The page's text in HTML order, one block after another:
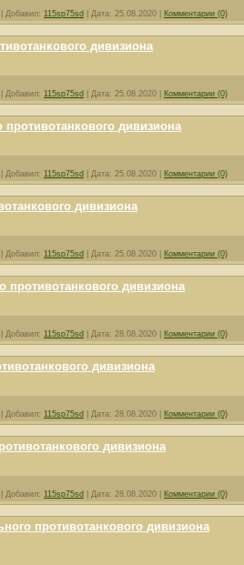
Добавил: 115sp75sd Дата: 25.08.2020 Комментарии (0)
дивизиона
Добавил: 115sp75sd Дата: 25.08.2020 Комментарии (0)
дивизиона
Добавил: 115sp75sd Дата: 25.08.2020 Комментарии (0)
дивизиона
Добавил: 115sp75sd Дата: 25.08.2020 Комментарии (0)
дивизиона
Добавил: 115sp75sd Дата: 28.08.2020 Комментарии (0)
дивизиона
Добавил: 115sp75sd Дата: 28.08.2020 Комментарии (0)
дивизиона
Добавил: 115sp75sd Дата: 28.08.2020 Комментарии (0)
противотанкового дивизиона